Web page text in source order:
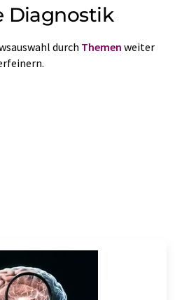
Diagnostik
durch Themen weiter